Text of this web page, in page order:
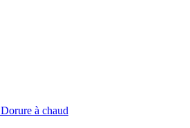
Dorure à chaud